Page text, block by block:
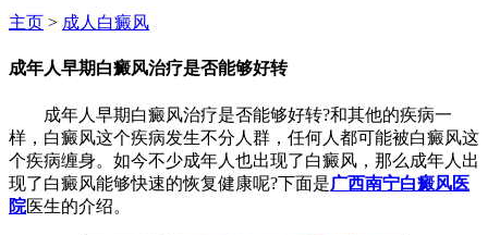
主页 > 成人白癜风
成年人早期白癜风治疗是否能够好转
成年人早期白癜风治疗是否能够好转?和其他的疾病一
样，白癜风这个疾病发生不分人群，任何人都可能被白癜风这
个疾病缠身。如今不少成年人也出现了白癜风，那么成年人出
现了白癜风能够快速的恢复健康呢?下面是广西南宁白癜风医
院医生的介绍。